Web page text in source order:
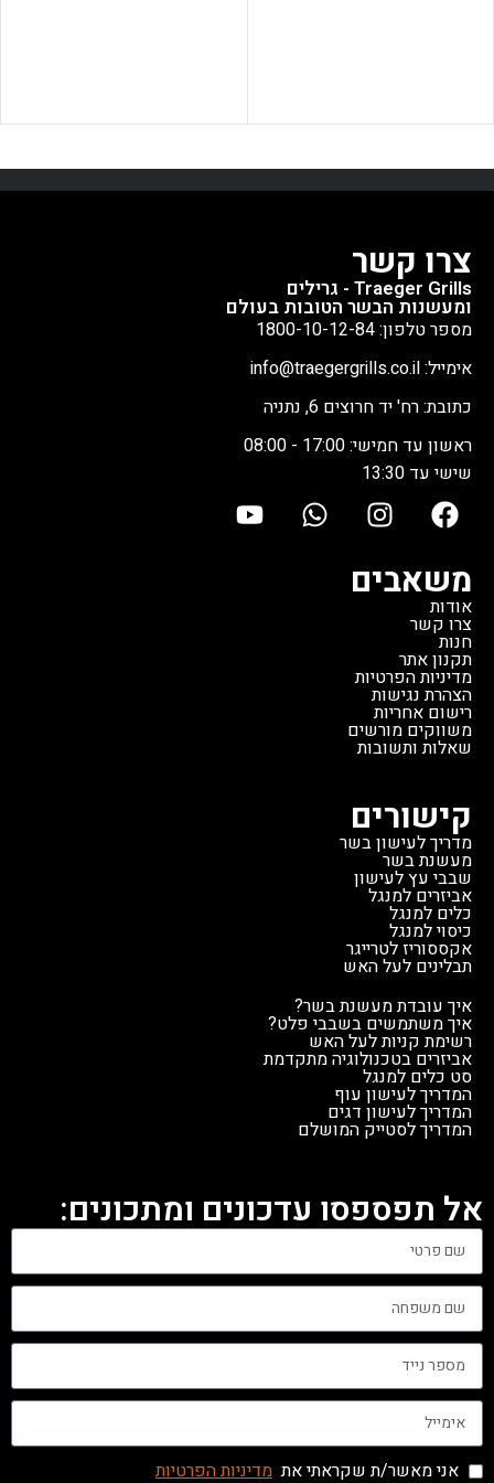
צרו קשר
Traeger Grills - גרילים
ומעשנות הבשר הטובות בעולם
מספר טלפון: 1800-10-12-84
אימייל: info@traegergrills.co.il
כתובת: רח' יד חרוצים 6, נתניה
ראשון עד חמישי: 17:00 - 08:00
שישי עד 13:30
משאבים
אודות
צרו קשר
חנות
תקנון אתר
מדיניות הפרטיות
הצהרת נגישות
רישום אחריות
משווקים מורשים
שאלות ותשובות
קישורים
מדריך לעישון בשר
מעשנת בשר
שבבי עץ לעישון
אביזרים למנגל
כלים למנגל
כיסוי למנגל
אקססוריז לטרייגר
תבלינים לעל האש
איך עובדת מעשנת בשר?
איך משתמשים בשבבי פלט?
רשימת קניות לעל האש
אביזרים בטכנולוגיה מתקדמת
סט כלים למנגל
המדריך לעישון עוף
המדריך לעישון דגים
המדריך לסטייק המושלם
אל תפספסו עדכונים ומתכונים:
אני מאשר/ת שקראתי את מדיניות הפרטיות